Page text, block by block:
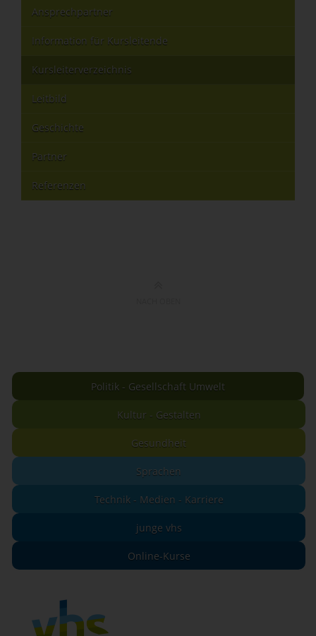
Ansprechpartner
Information für Kursleitende
Kursleiterverzeichnis
Leitbild
Geschichte
Partner
Referenzen
Politik - Gesellschaft Umwelt
Kultur - Gestalten
Gesundheit
Sprachen
Technik - Medien - Karriere
junge vhs
Online-Kurse